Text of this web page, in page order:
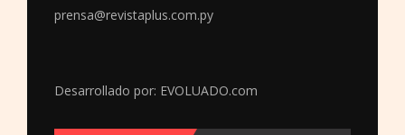
prensa@revistaplus.com.py
Desarrollado por: EVOLUADO.com